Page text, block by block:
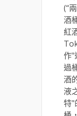
(“
酒
紅
作"
過
酒
液
特"